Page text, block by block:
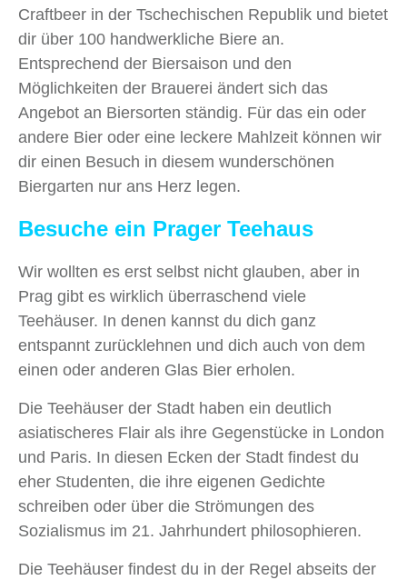
Craftbeer in der Tschechischen Republik und bietet
dir über 100 handwerkliche Biere an.
Entsprechend der Biersaison und den
Möglichkeiten der Brauerei ändert sich das
Angebot an Biersorten ständig. Für das ein oder
andere Bier oder eine leckere Mahlzeit können wir
dir einen Besuch in diesem wunderschönen
Biergarten nur ans Herz legen.
Besuche ein Prager Teehaus
Wir wollten es erst selbst nicht glauben, aber in
Prag gibt es wirklich überraschend viele
Teehäuser. In denen kannst du dich ganz
entspannt zurücklehnen und dich auch von dem
einen oder anderen Glas Bier erholen.
Die Teehäuser der Stadt haben ein deutlich
asiatischeres Flair als ihre Gegenstücke in London
und Paris. In diesen Ecken der Stadt findest du
eher Studenten, die ihre eigenen Gedichte
schreiben oder über die Strömungen des
Sozialismus im 21. Jahrhundert philosophieren.
Die Teehäuser findest du in der Regel abseits der